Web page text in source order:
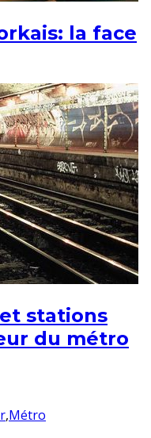
la face
stations
du métro
,Métro